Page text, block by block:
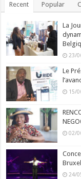
Recent Popular
La
23/
Le
15/
02/
24/